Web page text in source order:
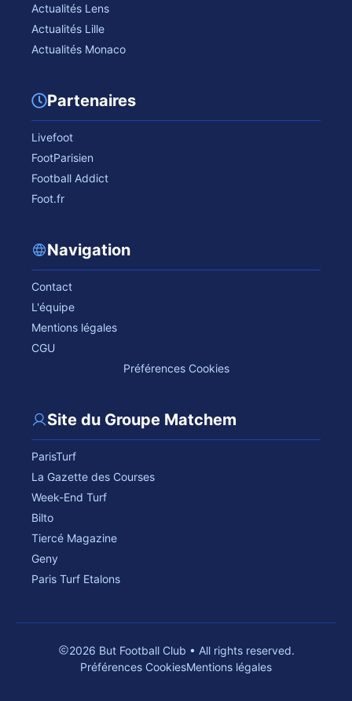
Actualités Lens
Actualités Lille
Actualités Monaco
Partenaires
Livefoot
FootParisien
Football Addict
Foot.fr
Navigation
Contact
L'équipe
Mentions légales
CGU
Préférences Cookies
Site du Groupe Matchem
ParisTurf
La Gazette des Courses
Week-End Turf
Bilto
Tiercé Magazine
Geny
Paris Turf Etalons
2026 But Football Club • All rights reserved.
Préférences CookiesMentions légales